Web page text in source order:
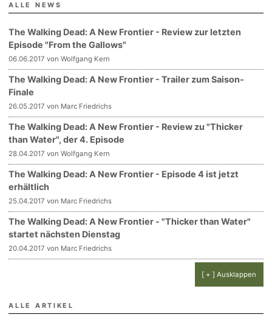
ALLE NEWS
The Walking Dead: A New Frontier - Review zur letzten
Episode "From the Gallows"
06.06.2017 von Wolfgang Kern
The Walking Dead: A New Frontier - Trailer zum Saison-
Finale
26.05.2017 von Marc Friedrichs
The Walking Dead: A New Frontier - Review zu "Thicker
than Water", der 4. Episode
28.04.2017 von Wolfgang Kern
The Walking Dead: A New Frontier - Episode 4 ist jetzt
erhältlich
25.04.2017 von Marc Friedrichs
The Walking Dead: A New Frontier - "Thicker than Water"
startet nächsten Dienstag
20.04.2017 von Marc Friedrichs
[ + ] Ausklappen
ALLE ARTIKEL